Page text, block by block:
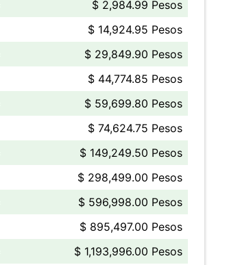
$ 2,984.99 Pesos
$ 14,924.95 Pesos
$ 29,849.90 Pesos
$ 44,774.85 Pesos
$ 59,699.80 Pesos
$ 74,624.75 Pesos
$ 149,249.50 Pesos
$ 298,499.00 Pesos
$ 596,998.00 Pesos
$ 895,497.00 Pesos
$ 1,193,996.00 Pesos